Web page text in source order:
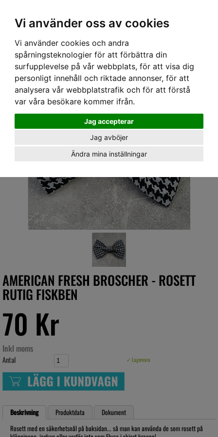
Vi använder oss av cookies
Vi använder cookies och andra
spårningsteknologier för att förbättra din
surfupplevelse på vår webbplats, för att visa dig
personligt innehåll och riktade annonser, för att
analysera vår webbplatstrafik och för att förstå
var våra besökare kommer ifrån.
Jag accepterar
Jag avböjer
Ändra mina inställningar
Hem› ACCESSOARER ›SMYCKEN› AMERICAN FRESH BROSCHER - ROSETT RUTIG
FISKBEN
AMERICAN FRESH BROSCHER - ROSETT
RUTIG FISKBEN
70 Kr
Inkl moms
Antal ✓ Lagervara
Beskrivning Produktdata
Dokument
Rosett med en säkerhetsnål på baksidan... så man kan använda de som rosett på